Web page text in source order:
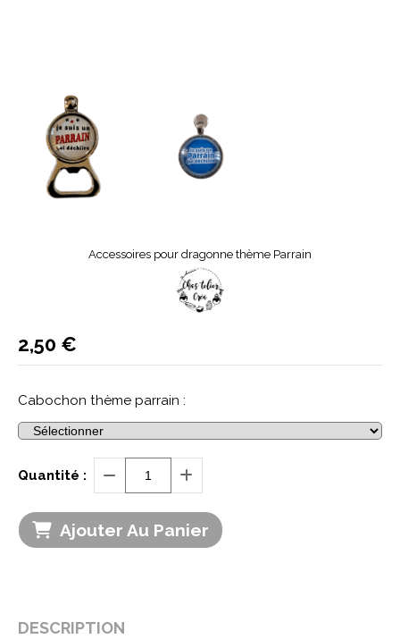
Accessoires pour dragonne thème Parrain
Cabochon thème parrain :
2,50 €
Quantité :
Ajouter Au Panier
DESCRIPTION